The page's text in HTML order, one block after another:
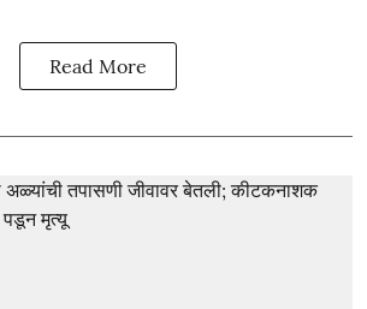
Read More